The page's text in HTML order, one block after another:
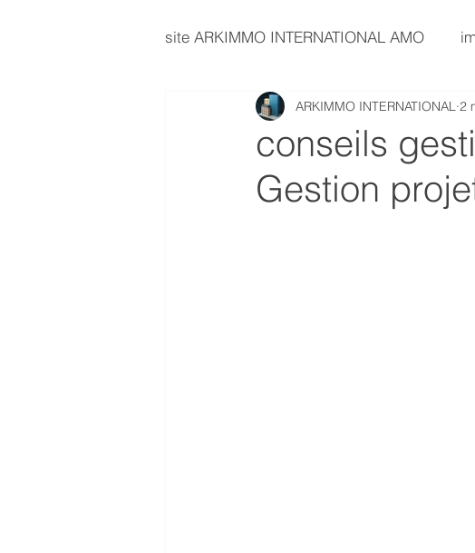
site ARKIMMO INTERNATIONAL AMO
immobilier d'entreprise ESG
investissement immobilier AMO
conseils
Gestion
ARKIMMO INTERNATIONAL 2